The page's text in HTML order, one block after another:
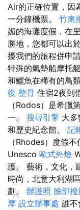
Air的正確位置，因
一分鐘機票。 竹東
媚的海灘度假，在
勝地，您都可以出
擾我們的旅程併申
特殊的氣墊船摩托
和鱷魚在稀有的鳥
復 整骨 住宿2夜到
（Rodos）是希臘
一。 搜尋引擎 大
和歷史紀念館。 記
（Rhodes）度假
Unesco 歐式外燴
護。 藝術，文化，
時尚，北意大利湖
劃。 辦護照 臉部撥
摩 設立辦事處 誰不